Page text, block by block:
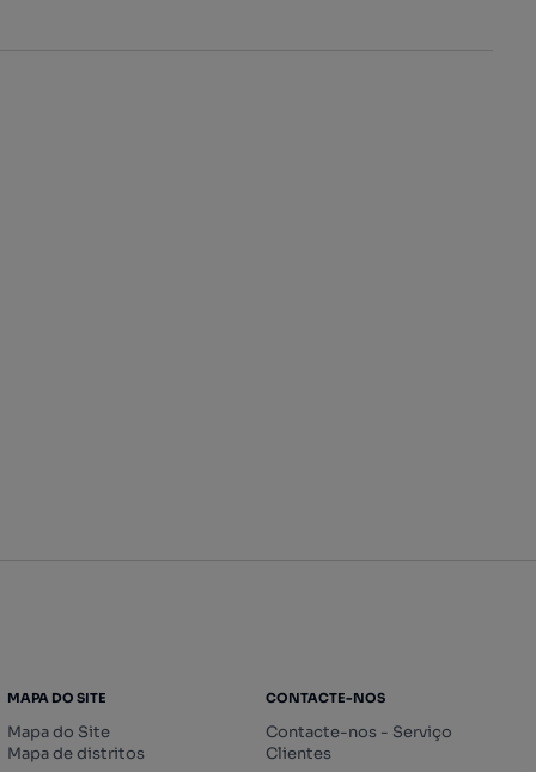
MAPA DO SITE
Mapa do Site
Mapa de distritos
CONTACTE-NOS
Contacte-nos - Serviço
Clientes